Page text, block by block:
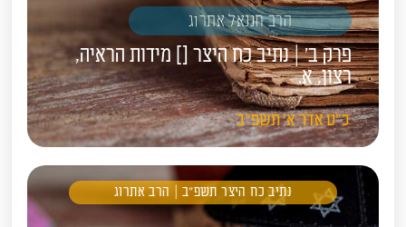
הרב חננאל אתרוג
פרק ב' | נתיב כח היצר [] מידות הראיה,
רצון, א.
כ"טאדר א'תשפ"ב
נתיב כח היצר תשפ"ב | הרב אתרוג